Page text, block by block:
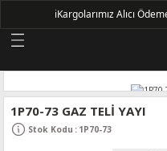
Geri Dön
1P70-73 GAZ TELİ YAYI
Stok Kodu : 1P70-73
ℹ️Kargolarımız Alıcı